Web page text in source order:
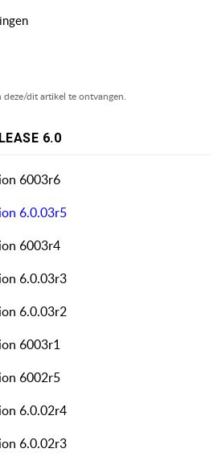
dit artikel te ontvangen.
6.0
6003r6
6.0.03r5
6003r4
6.0.03r3
6.0.03r2
6003r1
6002r5
6.0.02r4
6.0.02r3